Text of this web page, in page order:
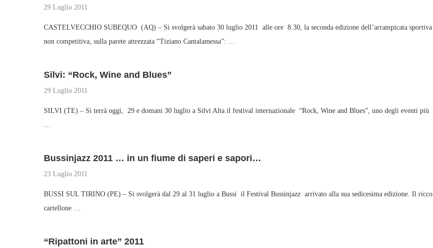
29 Luglio 2011
CASTELVECCHIO SUBEQUO (AQ) – Si svolgerà sabato 30 luglio 2011 alle ore 8.30, la seconda edizione dell’arrampicata sportiva
non competitiva, sulla parete attrezzata “Tiziano Cantalamessa”: …
Silvi: “Rock, Wine and Blues”
29 Luglio 2011
SILVI (TE) – Si terrà oggi, 29 e domani 30 luglio a Silvi Alta il festival internazionale “Rock, Wine and Blues”, uno degli eventi più
…
Bussinjazz 2011 … in un fiume di saperi e sapori…
23 Luglio 2011
BUSSI SUL TIRINO (PE) – Si svolgerà dal 29 al 31 luglio a Bussi il Festival Bussinjazz arrivato alla sua sedicesima edizione. Il ricco
cartellone …
“Ripattoni in arte” 2011